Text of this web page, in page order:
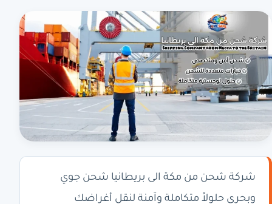
شركة شحن من مكة الى بريطانيا شحن جوي
وبحري حلولاً متكاملة وآمنة لنقل أغراضك